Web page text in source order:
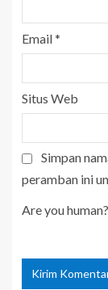
Email*
Situs Web
Simpan
peramban ini
Are you